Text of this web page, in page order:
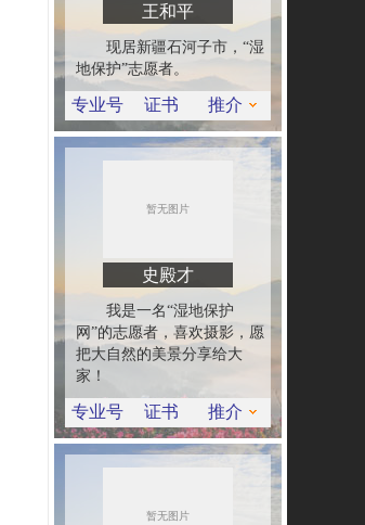
王和平
现居新疆石河子市，“湿
地保护”志愿者。
专业号 证书 推介
史殿才
我是一名“湿地保护
网”的志愿者，喜欢摄影，愿
把大自然的美景分享给大
家！
专业号 证书 推介